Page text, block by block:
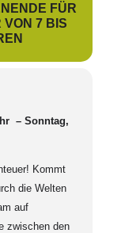
FÜR
VON 7 BIS
– Sonntag,
Kommt
die Welten
auf
zwischen den